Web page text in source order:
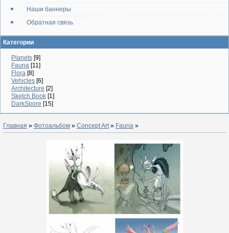
Наши баннеры
Обратная связь
Категории
Planets [9]
Fauna [11]
Flora [8]
Vehicles [6]
Architecture [2]
Sketch Book [1]
DarkSpore [15]
Главная » Фотоальбом » Concept Art» Fauna »